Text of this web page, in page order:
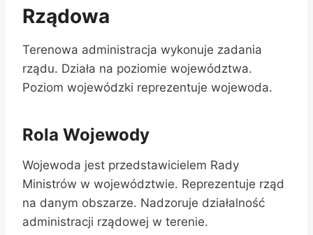
Rządowa
Terenowa administracja wykonuje zadania
rządu. Działa na poziomie województwa.
Poziom wojewódzki reprezentuje wojewoda.
Rola Wojewody
Wojewoda jest przedstawicielem Rady
Ministrów w województwie. Reprezentuje rząd
na danym obszarze. Nadzoruje działalność
administracji rządowej w terenie.